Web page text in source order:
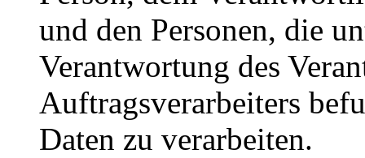
und den Personen, die
Verantwortung des
Auftragsverarbeiters
Daten zu verarbeiten.